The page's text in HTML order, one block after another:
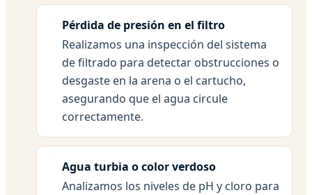
Pérdida de presión en el filtro
Realizamos una inspección del sistema
de filtrado para detectar obstrucciones o
desgaste en la arena o el cartucho,
asegurando que el agua circule
correctamente.
Agua turbia o color verdoso
Analizamos los niveles de pH y cloro para